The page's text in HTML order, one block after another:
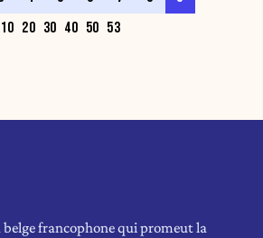
10 20 30 40 50 53
belge francophone qui promeut la